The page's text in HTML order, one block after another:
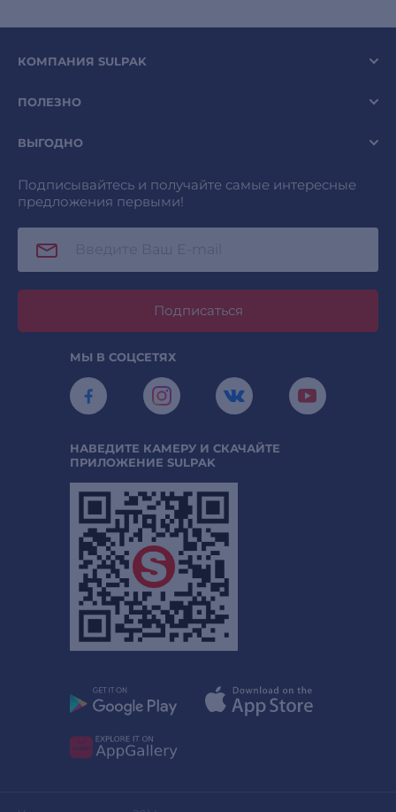
КОМПАНИЯ SULPAK
ПОЛЕЗНО
ВЫГОДНО
Подписывайтесь и получайте самые интересные
предложения первыми!
Подписаться
МЫ В СОЦСЕТЯХ
НАВЕДИТЕ КАМЕРУ И СКАЧАЙТЕ
ПРИЛОЖЕНИЕ SULPAK